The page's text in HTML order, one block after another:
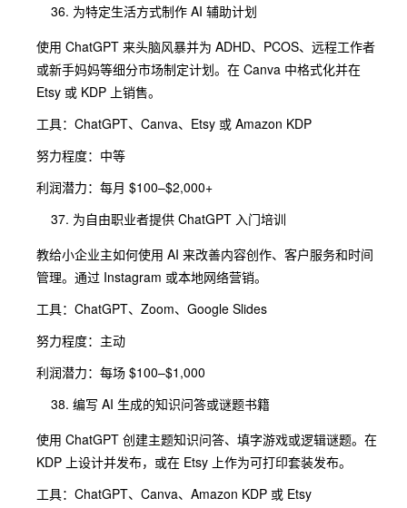
为特定生活方式制作 AI 辅助计划
使用 ChatGPT 来头脑风暴并为 ADHD、PCOS、远程工作者
或新手妈妈等细分市场制定计划。在 Canva 中格式化并在
Etsy 或 KDP 上销售。
工具：ChatGPT、Canva、Etsy 或 Amazon KDP
努力程度：中等
利润潜力：每月 $100–$2,000+
为自由职业者提供 ChatGPT 入门培训
教给小企业主如何使用 AI 来改善内容创作、客户服务和时间
管理。通过 Instagram 或本地网络营销。
工具：ChatGPT、Zoom、Google Slides
努力程度：主动
利润潜力：每场 $100–$1,000
编写 AI 生成的知识问答或谜题书籍
使用 ChatGPT 创建主题知识问答、填字游戏或逻辑谜题。在
KDP 上设计并发布，或在 Etsy 上作为可打印套装发布。
工具：ChatGPT、Canva、Amazon KDP 或 Etsy